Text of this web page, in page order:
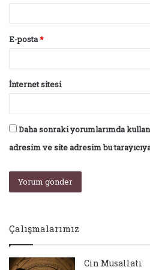
E-posta*
İnternet sitesi
Daha sonraki yorumlarımda
adresim ve site adresim bu
Çalışmalarımız
Cin Musallatı